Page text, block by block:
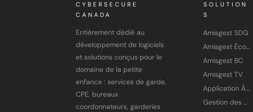
CYBERSECURE
CANADA
Entièrement dédié au
développement de logiciels
et solutions conçus pour le
domaine de la petite
enfance : services de garde,
CPE, bureaux
coordonnateurs, garderies
SOLUTION
S
Amisgest SDG
Amisgest École
Amisgest BC
Amisgest TV
Application À petits pas
Gestion des accès